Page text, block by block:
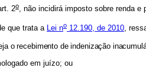
2o, não incidirá imposto sobre renda e
que trata a Lei no 12.190, de 2010,
o recebimento de indenização
em juízo; ou